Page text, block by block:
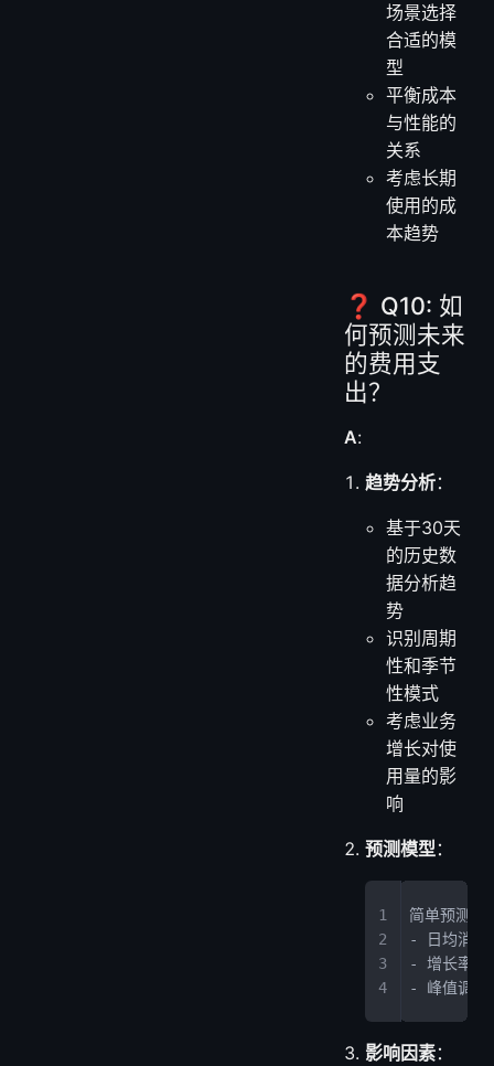
场景选择
合适的模
型
平衡成本
与性能的
关系
考虑长期
使用的成
本趋势
❓ Q10: 如
何预测未来
的费用支
出？
A:
趋势分析：
基于30天
的历史数
据分析趋
势
识别周期
性和季节
性模式
考虑业务
增长对使
用量的影
响
预测模型：
简单预测方
- 日均消
- 增长率 ×
- 峰值调整
影响因素：